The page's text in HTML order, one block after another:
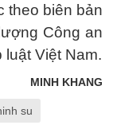
theo biên bản
Công an
luật Việt Nam.
MINH KHANG
su